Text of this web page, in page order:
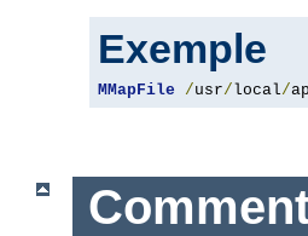
Exemple
MMapFile /usr/local/